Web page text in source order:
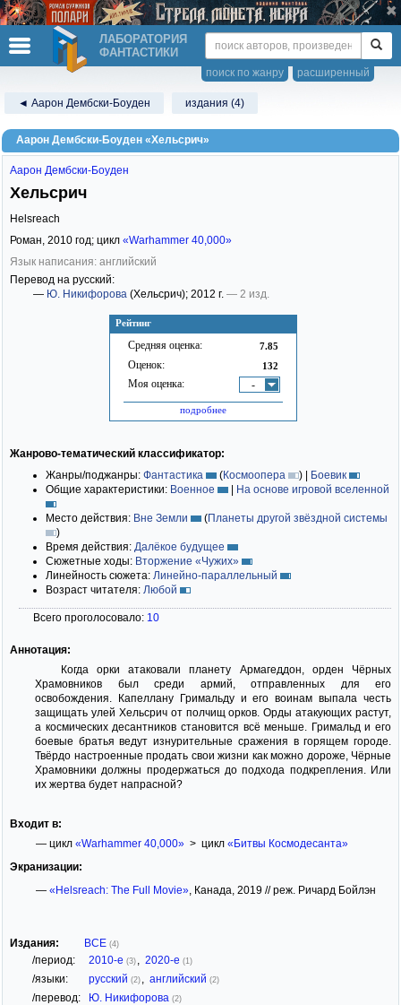
ЛАБОРАТОРИЯ
ФАНТАСТИКИ
расширенный
поиск по жанру
◄ Аарон Дембски-Боуден издания (4)
Аарон Дембски-Боуден «Хельсрич»
Рейтинг
Средняя оценка: 7.85
Оценок: 132
Моя оценка: -
подробнее
Аарон Дембски-Боуден
Хельсрич
Helsreach
Роман, 2010 год; цикл «Warhammer 40,000»
Язык написания: английский
Перевод на русский:
— Ю. Никифорова (Хельсрич); 2012 г. — 2 изд.
Жанрово-тематический классификатор:
Жанры/поджанры: Фантастика (Космоопера ) | Боевик
Общие характеристики: Военное | На основе игровой вселенной
Место действия: Вне Земли (Планеты другой звёздной системы
)
Время действия: Далёкое будущее
Сюжетные ходы: Вторжение «Чужих»
Линейность сюжета: Линейно-параллельный
Возраст читателя: Любой
Всего проголосовало: 10
Аннотация:
Когда орки атаковали планету Армагеддон, орден Чёрных
Храмовников был среди армий, отправленных для его
освобождения. Капеллану Гримальду и его воинам выпала честь
защищать улей Хельсрич от полчищ орков. Орды атакующих растут,
а космических десантников становится всё меньше. Гримальд и его
боевые братья ведут изнурительные сражения в горящем городе.
Твёрдо настроенные продать свои жизни как можно дороже, Чёрные
Храмовники должны продержаться до подхода подкрепления. Или
их жертва будет напрасной?
Входит в:
— цикл «Warhammer 40,000»> цикл «Битвы Космодесанта»
Экранизации:
— «Helsreach: The Full Movie», Канада, 2019 // реж. Ричард Бойлэн
Издания: ВСЕ (4)
/период: 2010-е (3) 2020-е (1)
/языки: русский (2) английский (2)
/перевод: Ю. Никифорова (2)